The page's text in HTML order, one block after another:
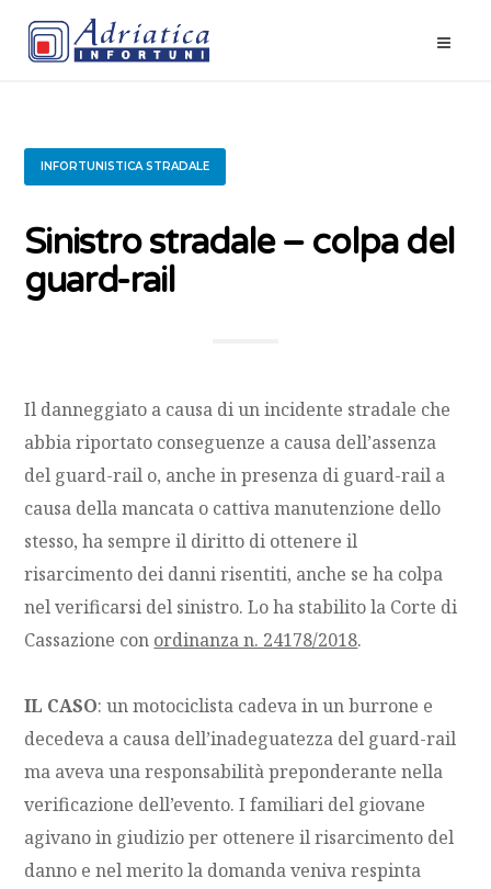
INFORTUNISTICA STRADALE
Sinistro stradale – colpa del
guard-rail
Il danneggiato a causa di un incidente stradale che
abbia riportato conseguenze a causa dell’assenza
del guard-rail o, anche in presenza di guard-rail a
causa della mancata o cattiva manutenzione dello
stesso, ha sempre il diritto di ottenere il
risarcimento dei danni risentiti, anche se ha colpa
nel verificarsi del sinistro. Lo ha stabilito la Corte di
Cassazione con ordinanza n. 24178/2018.
IL CASO: un motociclista cadeva in un burrone e
decedeva a causa dell’inadeguatezza del guard-rail
ma aveva una responsabilità preponderante nella
verificazione dell’evento. I familiari del giovane
agivano in giudizio per ottenere il risarcimento del
danno e nel merito la domanda veniva respinta